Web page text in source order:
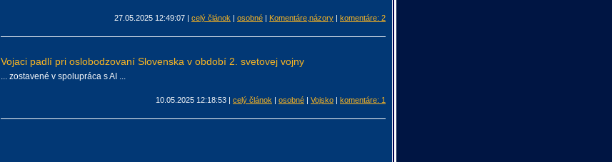
27.05.2025 12:49:07 | celý článok | osobné | Komentáre,názory | komentáre: 2
Vojaci padlí pri oslobodzovaní Slovenska v období 2. svetovej vojny
... zostavené v spolupráca s AI ...
10.05.2025 12:18:53 | celý článok | osobné | Vojsko | komentáre: 1